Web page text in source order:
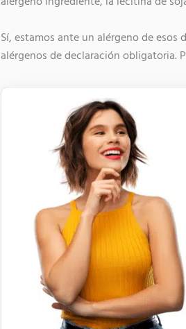
Sí, estamos ante un alérgeno de
alérgenos de declaración obligatoria.